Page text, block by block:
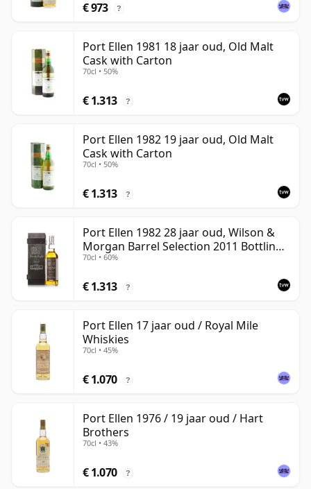
€ 973 ?
Port Ellen 1981 18 jaar oud, Old Malt
Cask with Carton
70cl • 50%
€ 1.313 ?
Port Ellen 1982 19 jaar oud, Old Malt
Cask with Carton
70cl • 50%
€ 1.313 ?
Port Ellen 1982 28 jaar oud, Wilson &
Morgan Barrel Selection 2011 Bottling
with Box
70cl • 60%
€ 1.313 ?
Port Ellen 17 jaar oud / Royal Mile
Whiskies
70cl • 45%
€ 1.070 ?
Port Ellen 1976 / 19 jaar oud / Hart
Brothers
70cl • 43%
€ 1.070 ?